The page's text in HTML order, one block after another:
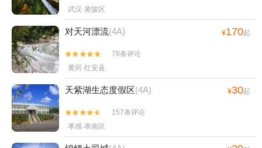
武汉·黄陂区
对天河漂流(4A) ¥170起


78条评论
黄冈·红安县
天紫湖生态度假区(4A) ¥30起


157条评论
孝感·孝南区